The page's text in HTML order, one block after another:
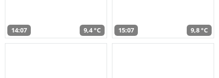
14:07 9,4 °C 15:07 9,8 °C